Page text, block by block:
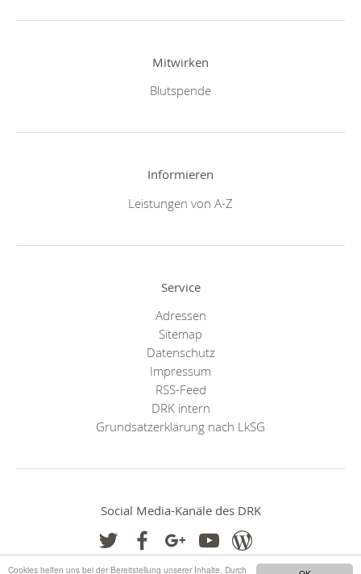
Cookies helfen uns bei der Bereitstellung unserer Inhalte. Durch
Mitwirken
Blutspende
Informieren
Leistungen von A-Z
Service
Adressen
Sitemap
Datenschutz
Impressum
RSS-Feed
DRK intern
Grundsatzerklärung nach LkSG
Social Media-Kanäle des DRK